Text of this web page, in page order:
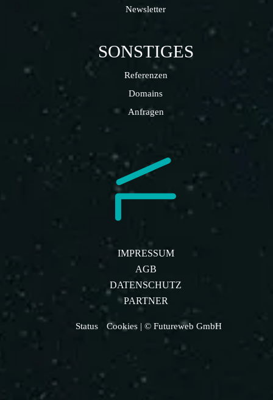
Newsletter
SONSTIGES
Referenzen
Domains
Anfragen
IMPRESSUM
AGB
DATENSCHUTZ
PARTNER
Status Cookies | © Futureweb GmbH